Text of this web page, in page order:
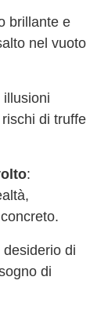
brillante e
nel vuoto
illusioni
di truffe
:
desiderio di
di